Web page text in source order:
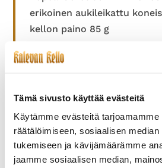
Tämä sivusto käyttää evästeitä
Käytämme evästeitä
räätälöimiseen, sosiaalisen
tukemiseen ja kävijämäärämme
jaamme sosiaalisen median,
erikoinen aukileikattu
kellon paino 85 g
190,00
TUTUSTU MYÖS